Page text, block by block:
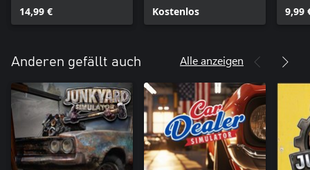
14,99 € Kostenlos 9,99
Anderen gefällt auch Alle anzeigen